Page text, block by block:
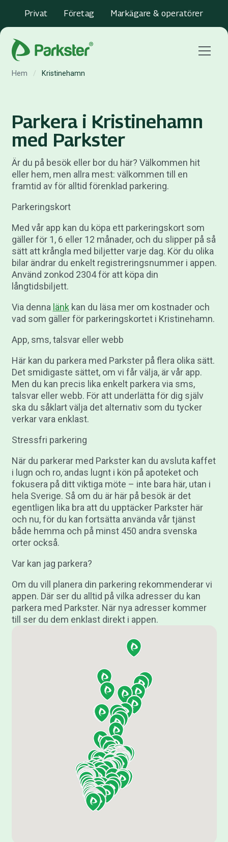
Privat Företag Markägare & operatörer
Menu
Hem / Kristinehamn
Parkera i Kristinehamn
med Parkster
Är du på besök eller bor du här? Välkommen hit
eller hem, men allra mest: välkommen till en
framtid av för alltid förenklad parkering.
Parkeringskort
Med vår app kan du köpa ett parkeringskort som
gäller för 1, 6 eller 12 månader, och du slipper på så
sätt att krångla med biljetter varje dag. Kör du olika
bilar ändrar du enkelt registreringsnummer i appen.
Använd zonkod 2304 för att köpa din
långtidsbiljett.
Via denna länk kan du läsa mer om kostnader och
vad som gäller för parkeringskortet i Kristinehamn.
App, sms, talsvar eller webb
Här kan du parkera med Parkster på flera olika sätt.
Det smidigaste sättet, om vi får välja, är vår app.
Men du kan precis lika enkelt parkera via sms,
talsvar eller webb. För att underlätta för dig själv
ska du såklart välja det alternativ som du tycker
verkar vara enklast.
Stressfri parkering
När du parkerar med Parkster kan du avsluta kaffet
i lugn och ro, andas lugnt i kön på apoteket och
fokusera på ditt viktiga möte – inte bara här, utan i
hela Sverige. Så om du är här på besök är det
egentligen lika bra att du upptäcker Parkster här
och nu, för du kan fortsätta använda vår tjänst
både hemma och på minst 450 andra svenska
orter också.
Var kan jag parkera?
Om du vill planera din parkering rekommenderar vi
appen. Där ser du alltid på vilka adresser du kan
parkera med Parkster. När nya adresser kommer
till ser du dem enklast direkt i appen.